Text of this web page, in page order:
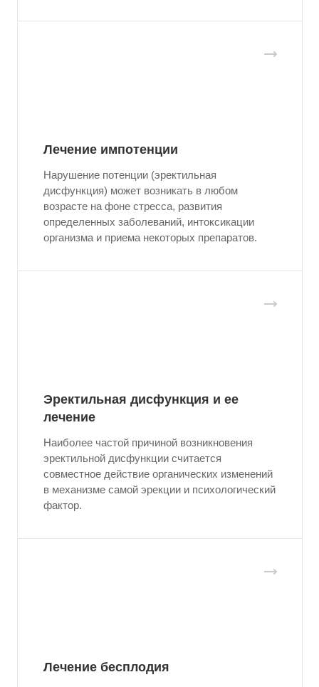
Лечение импотенции
Нарушение потенции (эректильная
дисфункция) может возникать в любом
возрасте на фоне стресса, развития
определенных заболеваний, интоксикации
организма и приема некоторых препаратов.
Эректильная дисфункция и ее
лечение
Наиболее частой причиной возникновения
эректильной дисфункции считается
совместное действие органических изменений
в механизме самой эрекции и психологический
фактор.
Лечение бесплодия